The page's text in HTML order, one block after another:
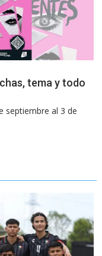
tema y todo
septiembre al 3 de